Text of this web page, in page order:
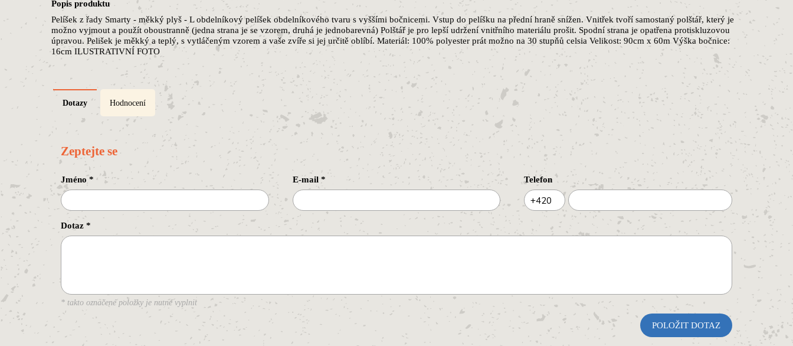
Popis produktu
Pelíšek z řady Smarty - měkký plyš - L obdelníkový pelíšek obdelníkového tvaru s vyššími bočnicemi. Vstup do pelíšku na přední hraně snížen. Vnitřek tvoří samostaný polštář, který je
možno vyjmout a použít oboustranně (jedna strana je se vzorem, druhá je jednobarevná) Polštář je pro lepší udržení vnitřního materiálu prošit. Spodní strana je opatřena protiskluzovou
úpravou. Pelišek je měkký a teplý, s vytláčeným vzorem a vaše zvíře si jej určitě oblíbí. Materiál: 100% polyester prát možno na 30 stupňů celsia Velikost: 90cm x 60m Výška bočnice:
16cm ILUSTRATIVNÍ FOTO
Dotazy Hodnocení
Zeptejte se
Jméno* E-mail* Telefon
+420
Dotaz *
* takto označené položky je nutné vyplnit